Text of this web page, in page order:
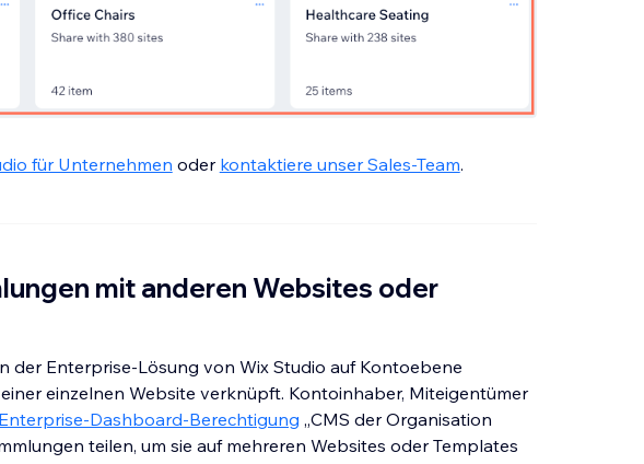
für Unternehmen oder kontaktiere unser Sales-Team.
mit anderen Websites oder
der Enterprise-Lösung von Wix Studio auf Kontoebene
einzelnen Website verknüpft. Kontoinhaber, Miteigentümer
Enterprise-Dashboard-Berechtigung „CMS der Organisation
teilen, um sie auf mehreren Websites oder Templates